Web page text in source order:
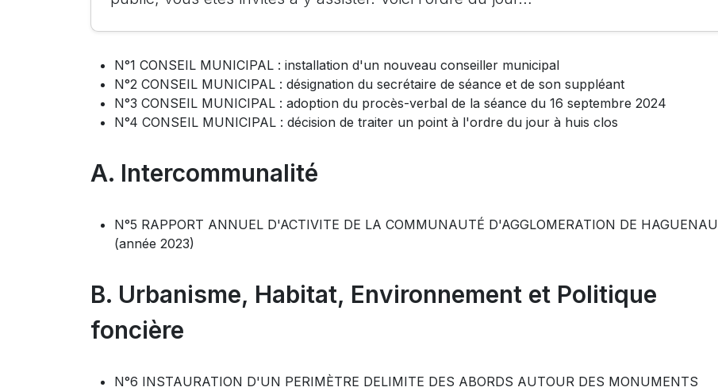
N°1 CONSEIL MUNICIPAL : installation d'un nouveau conseiller municipal
N°2 CONSEIL MUNICIPAL : désignation du secrétaire de séance et de son suppléant
N°3 CONSEIL MUNICIPAL : adoption du procès-verbal de la séance du 16 septembre 2024
N°4 CONSEIL MUNICIPAL : décision de traiter un point à l'ordre du jour à huis clos
A. Intercommunalité
N°5 RAPPORT ANNUEL D'ACTIVITE DE LA COMMUNAUTÉ D'AGGLOMERATION DE HAGUENAU
(année 2023)
B. Urbanisme, Habitat, Environnement et Politique
foncière
N°6 INSTAURATION D'UN PERIMÈTRE DELIMITE DES ABORDS AUTOUR DES MONUMENTS